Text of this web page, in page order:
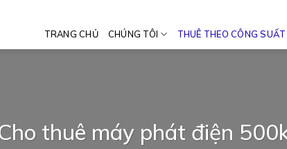
TRANG CHỦ CHÚNG TÔI THUÊ THEO CÔNG SUẤT
thuê máy phát điện